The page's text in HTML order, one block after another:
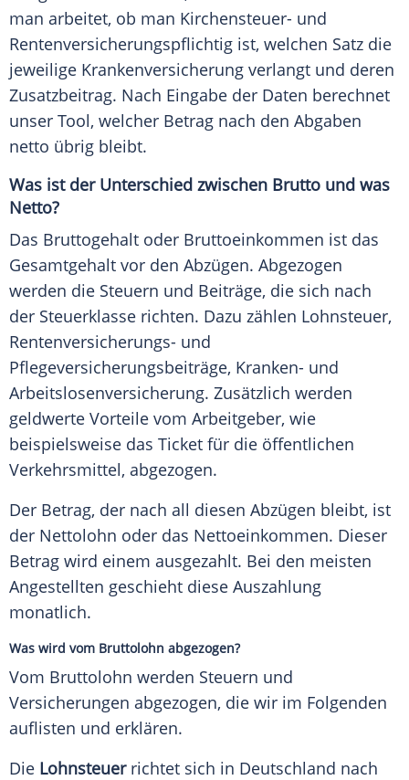
man arbeitet, ob man Kirchensteuer- und
Rentenversicherungspflichtig ist, welchen Satz die
jeweilige Krankenversicherung verlangt und deren
Zusatzbeitrag. Nach Eingabe der Daten berechnet
unser Tool, welcher Betrag nach den Abgaben
netto übrig bleibt.
Was ist der Unterschied zwischen Brutto und was
Netto?
Das Bruttogehalt oder Bruttoeinkommen ist das
Gesamtgehalt vor den Abzügen. Abgezogen
werden die Steuern und Beiträge, die sich nach
der Steuerklasse richten. Dazu zählen Lohnsteuer,
Rentenversicherungs- und
Pflegeversicherungsbeiträge, Kranken- und
Arbeitslosenversicherung. Zusätzlich werden
geldwerte Vorteile vom Arbeitgeber, wie
beispielsweise das Ticket für die öffentlichen
Verkehrsmittel, abgezogen.
Der Betrag, der nach all diesen Abzügen bleibt, ist
der Nettolohn oder das Nettoeinkommen. Dieser
Betrag wird einem ausgezahlt. Bei den meisten
Angestellten geschieht diese Auszahlung
monatlich.
Was wird vom Bruttolohn abgezogen?
Vom Bruttolohn werden Steuern und
Versicherungen abgezogen, die wir im Folgenden
auflisten und erklären.
Die Lohnsteuer richtet sich in Deutschland nach